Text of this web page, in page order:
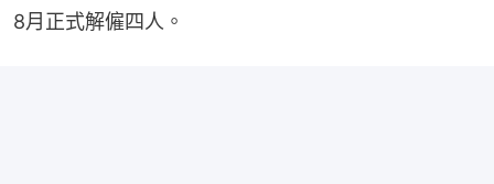
8月正式解僱四人。